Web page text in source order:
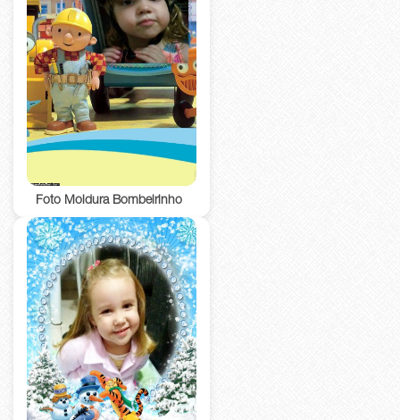
Foto Moldura Bombeirinho